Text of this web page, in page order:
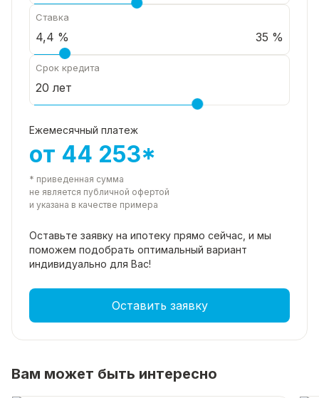
просмотр!
Ставка
35 %
Срок кредита
Ежемесячный платеж
от 44 253*
* приведенная сумма
не является публичной офертой
и указана в качестве примера
Оставьте заявку на ипотеку прямо сейчас, и мы
поможем подобрать оптимальный вариант
индивидуально для Вас!
Оставить заявку
Вам может быть интересно